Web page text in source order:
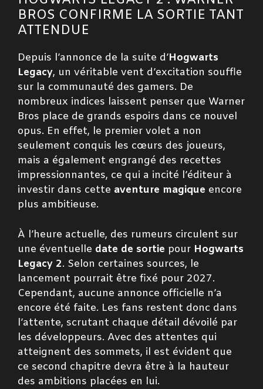
BROS CONFIRME LA SORTIE TANT
ATTENDUE
Depuis l’annonce de la suite d’Hogwarts
Legacy, un véritable vent d’excitation souffle
sur la communauté des gamers. De
nombreux indices laissent penser que Warner
Bros place de grands espoirs dans ce nouvel
opus. En effet, le premier volet a non
seulement conquis les cœurs des joueurs,
mais a également engrangé des recettes
impressionnantes, ce qui a incité l’éditeur à
investir dans cette aventure magique encore
plus ambitieuse.
À l’heure actuelle, des rumeurs circulent sur
une éventuelle date de sortie pour Hogwarts
Legacy 2. Selon certaines sources, le
lancement pourrait être fixé pour 2027.
Cependant, aucune annonce officielle n’a
encore été faite. Les fans restent donc dans
l’attente, scrutant chaque détail dévoilé par
les développeurs. Avec des attentes qui
atteignent des sommets, il est évident que
ce second chapitre devra être à la hauteur
des ambitions placées en lui.